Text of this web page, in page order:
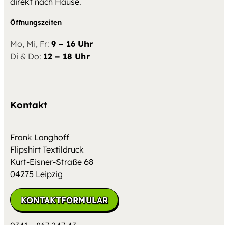
Öffnungszeiten
Mo, Mi, Fr: 9 – 16 Uhr
Di & Do: 12 – 18 Uhr
Kontakt
Frank Langhoff
Flipshirt Textildruck
Kurt-Eisner-Straße 68
04275 Leipzig
KONTAKTFORMULAR